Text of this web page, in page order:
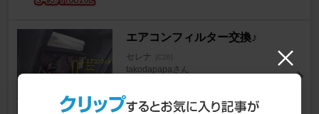
エアコンフィルター交換♪
セレナ [C26]
takodapapaさん